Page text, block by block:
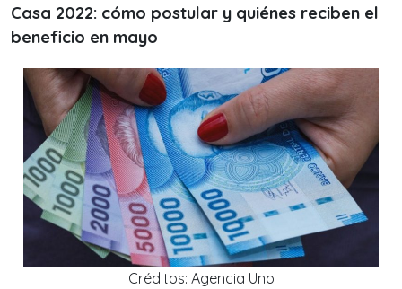
Casa 2022: cómo postular y quiénes reciben el
beneficio en mayo
Créditos: Agencia Uno